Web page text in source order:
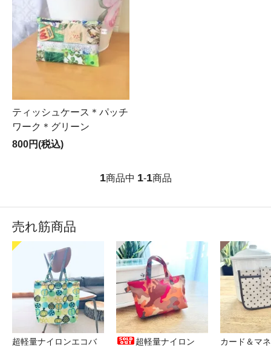
ティッシュケース＊パッチ
ワーク＊グリーン
800円(税込)
1商品中 1-1商品
売れ筋商品
超軽量ナイロンエコバ
超軽量ナイロン
カード＆マ